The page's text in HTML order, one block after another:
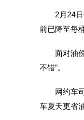
2月24日俄
前已降至每
面对油价
不错”。
网约车司
车夏天更省